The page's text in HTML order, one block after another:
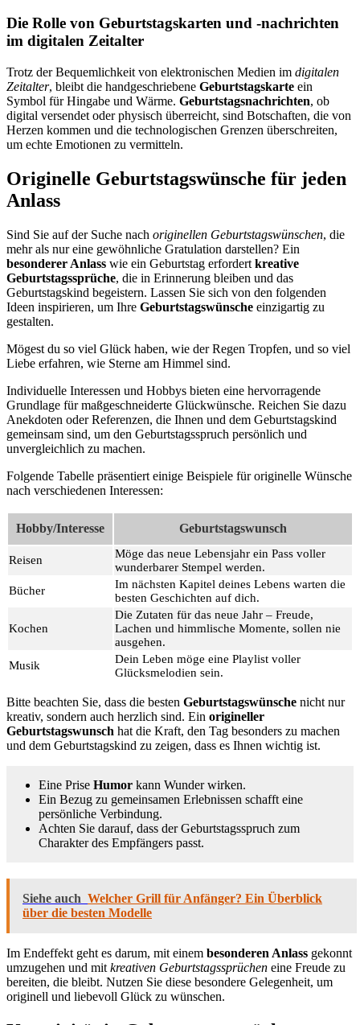
Die Rolle von Geburtstagskarten und -nachrichten
im digitalen Zeitalter
Trotz der Bequemlichkeit von elektronischen Medien im digitalen
Zeitalter, bleibt die handgeschriebene Geburtstagskarte ein
Symbol für Hingabe und Wärme. Geburtstagsnachrichten, ob
digital versendet oder physisch überreicht, sind Botschaften, die von
Herzen kommen und die technologischen Grenzen überschreiten,
um echte Emotionen zu vermitteln.
Originelle Geburtstagswünsche für jeden
Anlass
Sind Sie auf der Suche nach originellen Geburtstagswünschen, die
mehr als nur eine gewöhnliche Gratulation darstellen? Ein
besonderer Anlass wie ein Geburtstag erfordert kreative
Geburtstagssprüche, die in Erinnerung bleiben und das
Geburtstagskind begeistern. Lassen Sie sich von den folgenden
Ideen inspirieren, um Ihre Geburtstagswünsche einzigartig zu
gestalten.
Mögest du so viel Glück haben, wie der Regen Tropfen, und so viel
Liebe erfahren, wie Sterne am Himmel sind.
Individuelle Interessen und Hobbys bieten eine hervorragende
Grundlage für maßgeschneiderte Glückwünsche. Reichen Sie dazu
Anekdoten oder Referenzen, die Ihnen und dem Geburtstagskind
gemeinsam sind, um den Geburtstagsspruch persönlich und
unvergleichlich zu machen.
Folgende Tabelle präsentiert einige Beispiele für originelle Wünsche
nach verschiedenen Interessen:
Hobby/Interesse Geburtstagswunsch
Reisen
Möge das neue Lebensjahr ein Pass voller
wunderbarer Stempel werden.
Bücher
Im nächsten Kapitel deines Lebens warten die
besten Geschichten auf dich.
Kochen
Die Zutaten für das neue Jahr – Freude,
Lachen und himmlische Momente, sollen nie
ausgehen.
Musik
Dein Leben möge eine Playlist voller
Glücksmelodien sein.
Bitte beachten Sie, dass die besten Geburtstagswünsche nicht nur
kreativ, sondern auch herzlich sind. Ein origineller
Geburtstagswunsch hat die Kraft, den Tag besonders zu machen
und dem Geburtstagskind zu zeigen, dass es Ihnen wichtig ist.
Eine Prise Humor kann Wunder wirken.
Ein Bezug zu gemeinsamen Erlebnissen schafft eine
persönliche Verbindung.
Achten Sie darauf, dass der Geburtstagsspruch zum
Charakter des Empfängers passt.
Siehe auch Welcher Grill für Anfänger? Ein Überblick
über die besten Modelle
Im Endeffekt geht es darum, mit einem besonderen Anlass gekonnt
umzugehen und mit kreativen Geburtstagssprüchen eine Freude zu
bereiten, die bleibt. Nutzen Sie diese besondere Gelegenheit, um
originell und liebevoll Glück zu wünschen.